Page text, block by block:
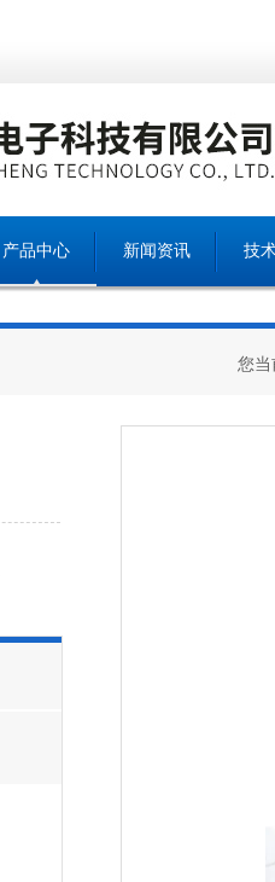
产品中心 新闻资讯 技
您当